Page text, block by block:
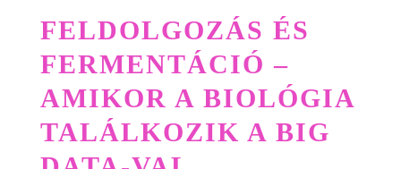
FELDOLGOZÁS ÉS
FERMENTÁCIÓ –
AMIKOR A BIOLÓGIA
TALÁLKOZIK A BIG